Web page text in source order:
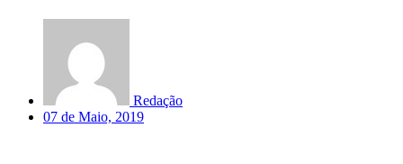
Redação
07 de Maio, 2019